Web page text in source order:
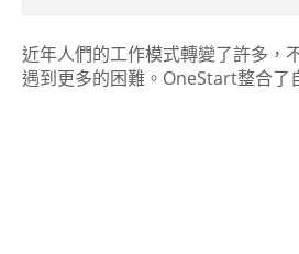
近年人們的工作模式轉變了許多，
遇到更多的困難。OneStart整合了